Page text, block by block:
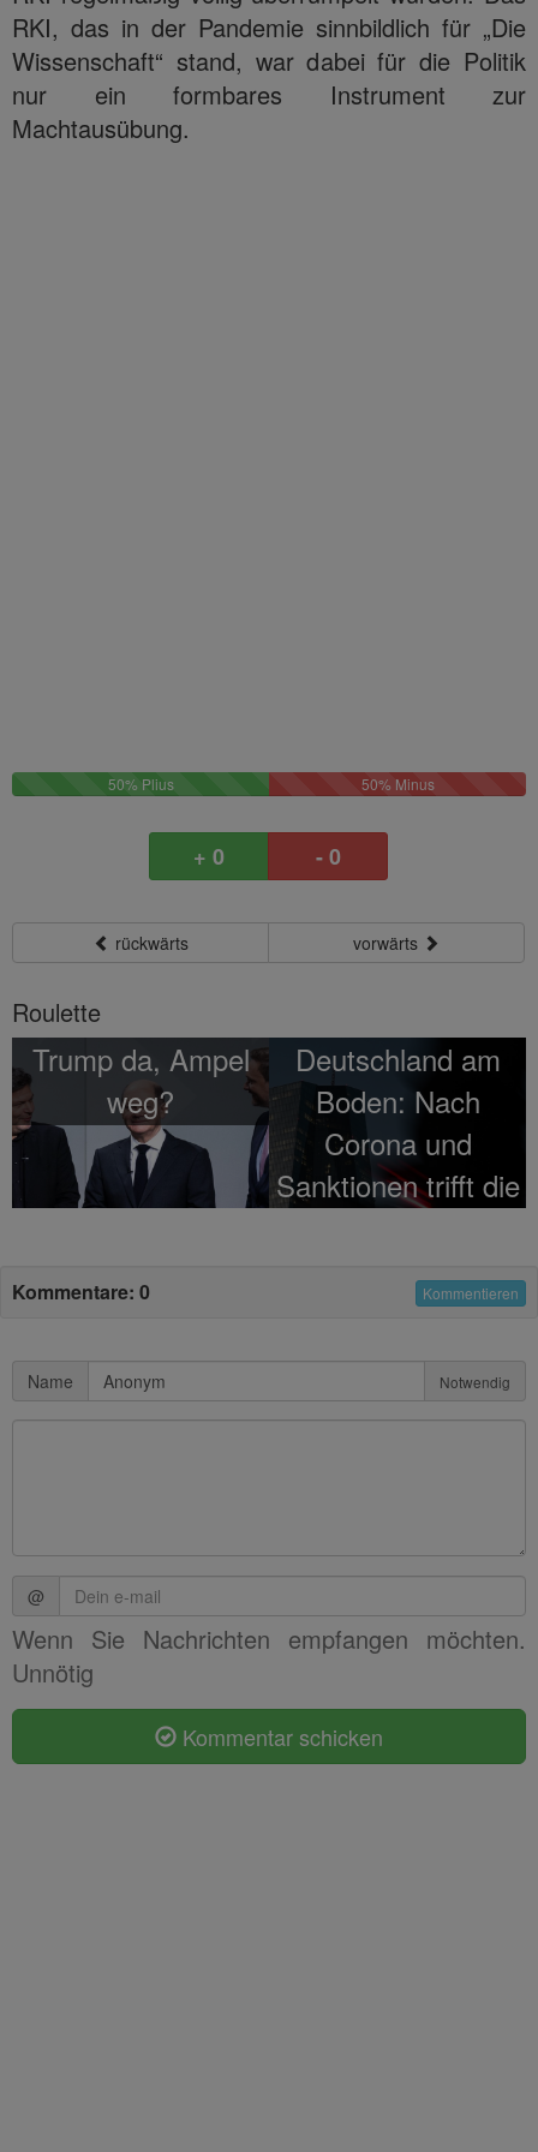
RKI, das in der Pandemie sinnbildlich für „Die
Wissenschaft“ stand, war dabei für die Politik
nur ein formbares Instrument zur
Machtausübung.
50% Plius50%
50% Minus50%
+ 0 - 0
rückwärts vorwärts
Roulette
Trump da, Ampel
weg?
Deutschland am
Boden: Nach
Corona und
Sanktionen trifft die
Kommentare: 0 Kommentieren
Name Notwendig
@
Wenn Sie Nachrichten empfangen möchten.
Unnötig
Kommentar schicken